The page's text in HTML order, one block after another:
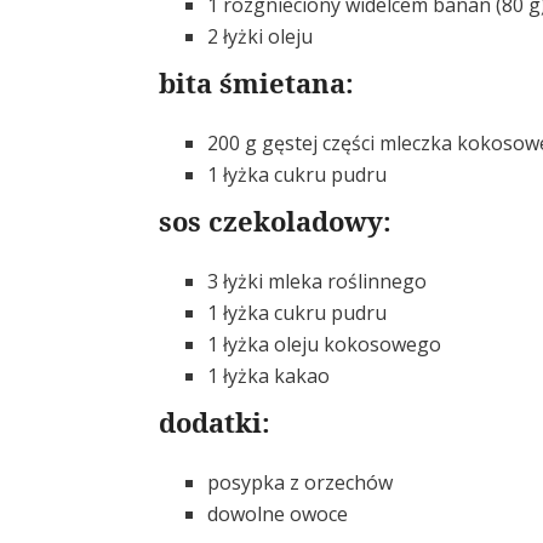
2 łyżki oleju
bita śmietana:
200 g gęstej części mleczka
1 łyżka cukru pudru
sos czekoladowy:
3 łyżki mleka roślinnego
1 łyżka cukru pudru
1 łyżka oleju kokosowego
1 łyżka kakao
dodatki:
posypka z orzechów
dowolne owoce